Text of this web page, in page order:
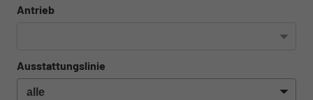
Antrieb
Ausstattungslinie